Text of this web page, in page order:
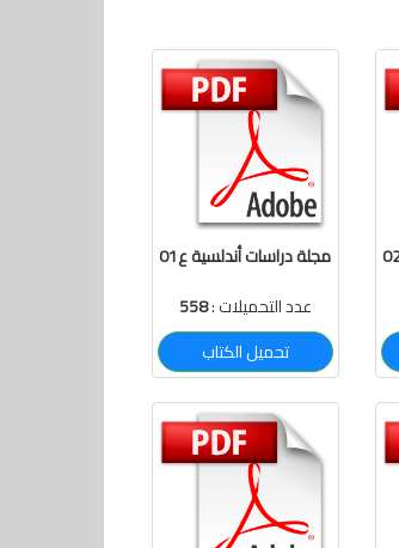
مجلة دراسات أندلسية ع01
عدد التحميلات :558
تحميل الكتاب